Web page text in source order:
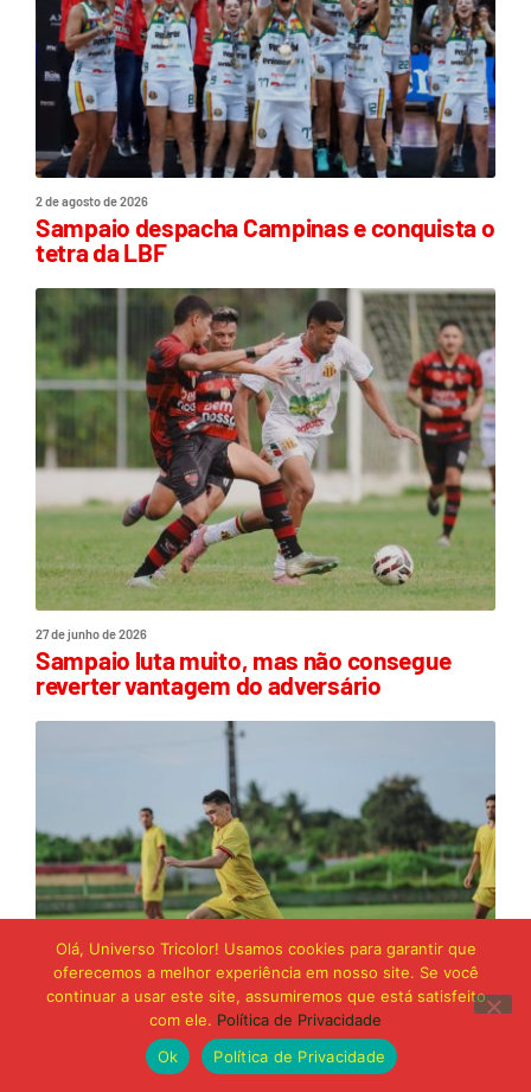
2 de agosto de 2026
Sampaio despacha Campinas e conquista o
tetra da LBF
27 de junho de 2026
Sampaio luta muito, mas não consegue
reverter vantagem do adversário
26 de junho de 2026
Olá, Universo Tricolor! Usamos cookies para garantir que
oferecemos a melhor experiência em nosso site. Se você
continuar a usar este site, assumiremos que está satisfeito
com ele. Política de Privacidade
Ok
Política de Privacidade